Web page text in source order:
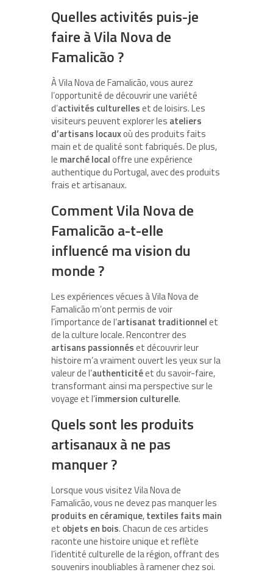
Quelles activités puis-je
faire à Vila Nova de
Famalicão ?
À Vila Nova de Famalicão, vous aurez
l’opportunité de découvrir une variété
d’activités culturelleset de loisirs. Les
visiteurs peuvent explorer les ateliers
d’artisans locauxoù des produits faits
main et de qualité sont fabriqués. De plus,
le marché localoffre une expérience
authentique du Portugal, avec des produits
frais et artisanaux.
Comment Vila Nova de
Famalicão a-t-elle
influencé ma vision du
monde ?
Les expériences vécues à Vila Nova de
Famalicão m’ont permis de voir
l’importance de l’artisanat traditionnelet
de la culture locale. Rencontrer des
artisans passionnéset découvrir leur
histoire m’a vraiment ouvert les yeux sur la
valeur de l’authenticitéet du savoir-faire,
transformant ainsi ma perspective sur le
voyage et l’immersion culturelle.
Quels sont les produits
artisanaux à ne pas
manquer ?
Lorsque vous visitez Vila Nova de
Famalicão, vous ne devez pas manquer les
produits en céramique,textiles faits main
et objets en bois. Chacun de ces articles
raconte une histoire unique et reflète
l’identité culturelle de la région, offrant des
souvenirs inoubliables à ramener chez soi.